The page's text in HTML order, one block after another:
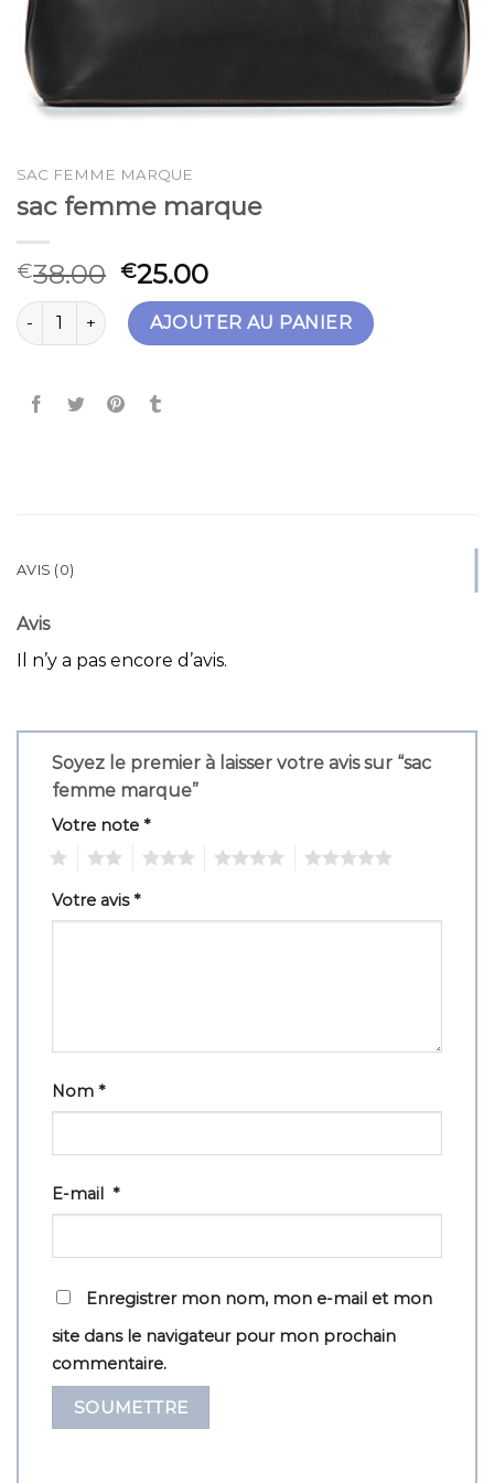
SAC FEMME MARQUE
sac femme marque
€38.00 €25.00
quantité de sac femme marque
AJOUTER AU PANIER
AVIS (0)
Avis
Il n’y a pas encore d’avis.
Soyez le premier à laisser votre avis sur “sac
femme marque”
Votre note *
Votre avis*
Nom *
E-mail *
Enregistrer mon nom, mon e-mail et mon
site dans le navigateur pour mon prochain
commentaire.